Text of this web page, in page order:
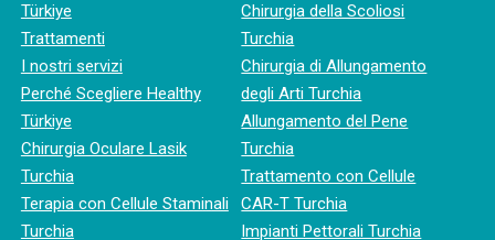
Türkiye
Trattamenti
I nostri servizi
Perché Scegliere Healthy
Türkiye
Chirurgia Oculare Lasik
Turchia
Terapia con Cellule Staminali
Turchia
Chirurgia della Scoliosi
Turchia
Chirurgia di Allungamento
degli Arti Turchia
Allungamento del Pene
Turchia
Trattamento con Cellule
CAR-T Turchia
Impianti Pettorali Turchia